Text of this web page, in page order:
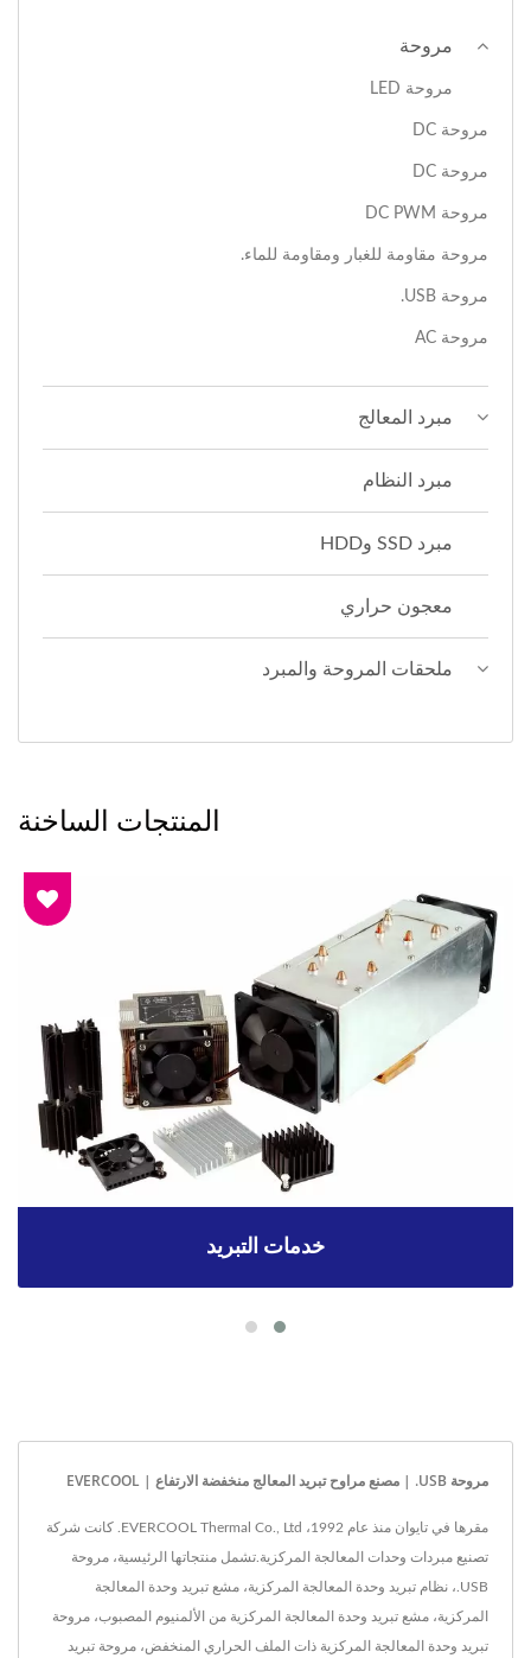
مروحة
مروحة LED
مروحة DC
مروحة DC
مروحة DC PWM
مروحة مقاومة للغبار ومقاومة للماء.
مروحة USB.
مروحة AC
مبرد المعالج
مبرد النظام
مبرد SSD وHDD
معجون حراري
ملحقات المروحة والمبرد
المنتجات الساخنة
خدمات التبريد
مروحة USB. | مصنع مراوح تبريد المعالج منخفضة الارتفاع | EVERCOOL
مقرها في تايوان منذ عام 1992، EVERCOOL Thermal Co., Ltd. كانت شركة
تصنيع مبردات وحدات المعالجة المركزية.تشمل منتجاتها الرئيسية، مروحة
USB.، نظام تبريد وحدة المعالجة المركزية، مشع تبريد وحدة المعالجة
المركزية، مشع تبريد وحدة المعالجة المركزية من الألمنيوم المصبوب، مروحة
تبريد وحدة المعالجة المركزية ذات الملف الحراري المنخفض، مروحة تبريد